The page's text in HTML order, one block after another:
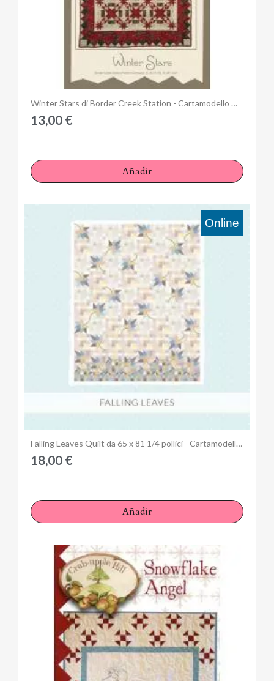
Anteprima Winter Stars di Border Creek Station - Cartamodello Quilt Patchwork 48 x 60 pollici
13,00 €
Añadir
Anteprima
Online
Falling Leaves Quilt da 65 x 81 1/4 pollici - Cartamodello PDF
18,00 €
Añadir
You need to be logged in to save products in your wish
list.